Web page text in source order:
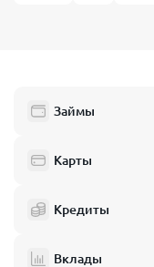
Займы
Карты
Кредиты
Вклады